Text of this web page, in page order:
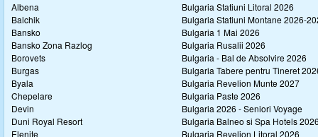
Albena
Balchik
Bansko
Bansko Zona Razlog
Borovets
Burgas
Byala
Chepelare
Devin
Duni Royal Resort
Elenite
Bulgaria Statiuni Litoral 2026
Bulgaria Statiuni Montane 2026-
Bulgaria 1 Mai 2026
Bulgaria Rusalii 2026
Bulgaria - Bal de Absolvire 2026
Bulgaria Tabere pentru Tineret
Bulgaria Revelion Munte 2027
Bulgaria Paste 2026
Bulgaria 2026 - Seniori Voyage
Bulgaria Balneo si Spa Hotels
Bulgaria Revelion Litoral 2026